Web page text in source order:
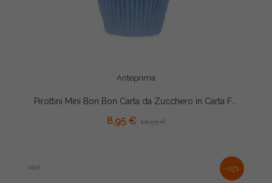
Anteprima
8,95 € 10,53 €
-15%
Vari